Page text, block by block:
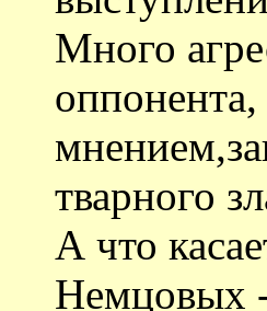
Много
тварного
А что
Немцовых